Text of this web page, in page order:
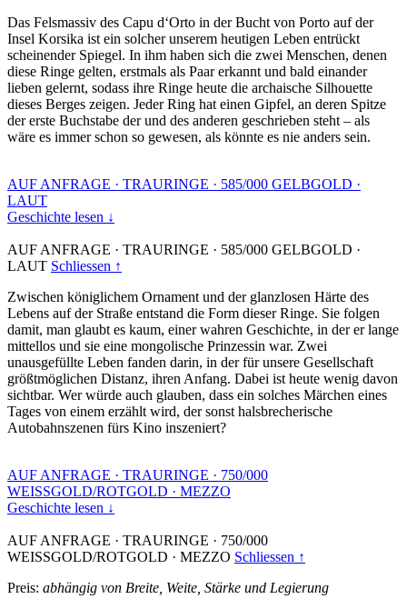
Das Felsmassiv des Capu d‘Orto in der Bucht von Porto auf der
Insel Korsika ist ein solcher unserem heutigen Leben entrückt
scheinender Spiegel. In ihm haben sich die zwei Menschen, denen
diese Ringe gelten, erstmals als Paar erkannt und bald einander
lieben gelernt, sodass ihre Ringe heute die archaische Silhouette
dieses Berges zeigen. Jeder Ring hat einen Gipfel, an deren Spitze
der erste Buchstabe der und des anderen geschrieben steht – als
wäre es immer schon so gewesen, als könnte es nie anders sein.
AUF ANFRAGE · TRAURINGE · 585/000 GELBGOLD ·
LAUT
Geschichte lesen ↓
AUF ANFRAGE · TRAURINGE · 585/000 GELBGOLD ·
LAUT Schliessen ↑
Zwischen königlichem Ornament und der glanzlosen Härte des
Lebens auf der Straße entstand die Form dieser Ringe. Sie folgen
damit, man glaubt es kaum, einer wahren Geschichte, in der er lange
mittellos und sie eine mongolische Prinzessin war. Zwei
unausgefüllte Leben fanden darin, in der für unsere Gesellschaft
größtmöglichen Distanz, ihren Anfang. Dabei ist heute wenig davon
sichtbar. Wer würde auch glauben, dass ein solches Märchen eines
Tages von einem erzählt wird, der sonst halsbrecherische
Autobahnszenen fürs Kino inszeniert?
AUF ANFRAGE · TRAURINGE · 750/000
WEISSGOLD/ROTGOLD · MEZZO
Geschichte lesen ↓
AUF ANFRAGE · TRAURINGE · 750/000
WEISSGOLD/ROTGOLD · MEZZO Schliessen ↑
Preis: abhängig von Breite, Weite, Stärke und Legierung